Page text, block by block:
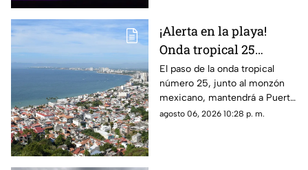
¡Alerta en la playa!
Onda tropical 25
desatará lluvias
intensas y tormentas
en Puerto Vallarta
El paso de la onda tropical
número 25, junto al monzón
mexicano, mantendrá a Puerto
Vallarta bajo un temporal de
agosto 06, 2026 10:28 p. m.